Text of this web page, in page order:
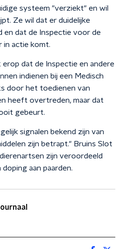
systeem "verziekt" en wil
Ze wil dat er duidelijke
en dat de Inspectie voor de
in actie komt.
erop dat de Inspectie en andere
indienen bij een Medisch
door het toedienen van
heeft overtreden, maar dat
gebeurt.
signalen bekend zijn van
zijn betrapt." Bruins Slot
zijn veroordeeld
aan paarden.